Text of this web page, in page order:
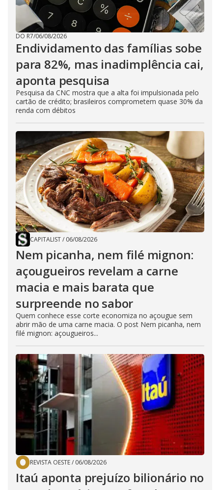
DO R7/06/08/2026
Endividamento das famílias sobe
para 82%, mas inadimplência cai,
aponta pesquisa
Pesquisa da CNC mostra que a alta foi impulsionada pelo
cartão de crédito; brasileiros comprometem quase 30% da
renda com débitos
CAPITALIST/ 06/08/2026
Nem picanha, nem filé mignon:
açougueiros revelam a carne
macia e mais barata que
surpreende no sabor
Quem conhece esse corte economiza no açougue sem
abrir mão de uma carne macia. O post Nem picanha, nem
filé mignon: açougueiros...
REVISTA OESTE/ 06/08/2026
Itaú aponta prejuízo bilionário no